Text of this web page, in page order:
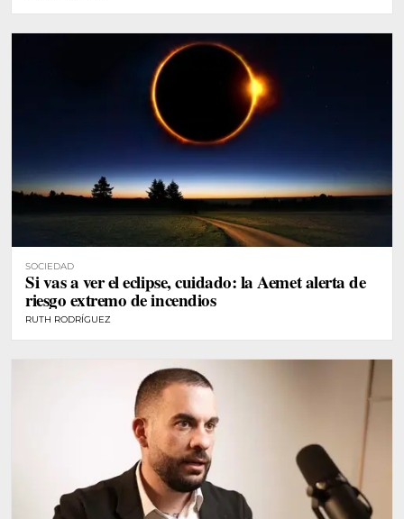
SOCIEDAD
Si vas a ver el eclipse, cuidado: la Aemet alerta de
riesgo extremo de incendios
RUTH RODRÍGUEZ